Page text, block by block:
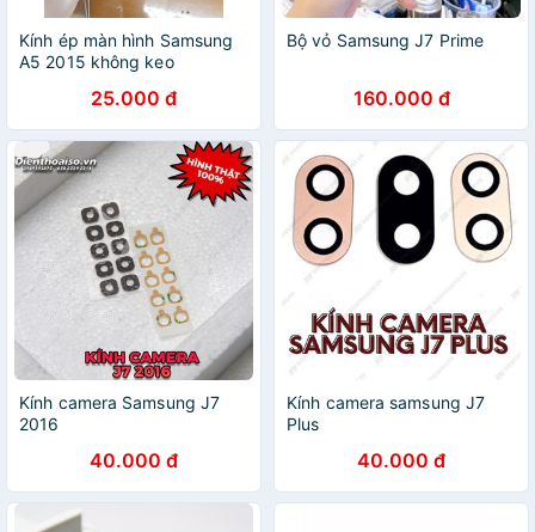
Kính ép màn hình Samsung
A5 2015 không keo
25.000 đ
Bộ vỏ Samsung J7 Prime
160.000 đ
Kính camera Samsung J7
2016
40.000 đ
Kính camera samsung J7
Plus
40.000 đ